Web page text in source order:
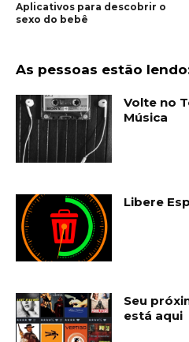
Aplicativos para descobrir o
sexo do bebê
As pessoas estão
Volte no
Música
Libere
Seu
está aqui